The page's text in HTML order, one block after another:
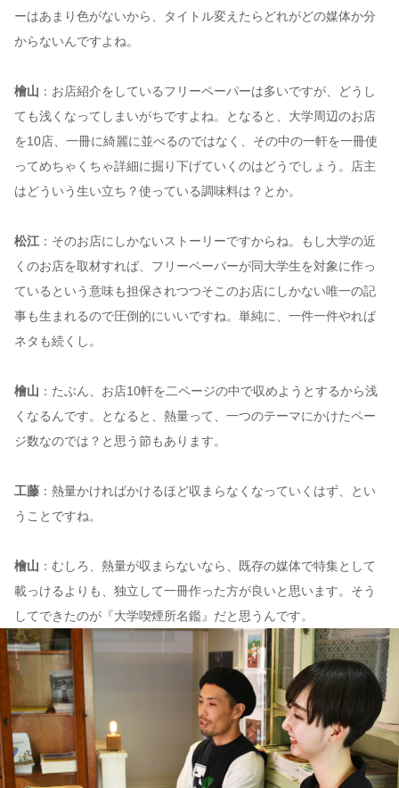
ーはあまり色がないから、タイトル変えたらどれがどの媒体か分
からないんですよね。
檜山 ：お店紹介をしているフリーペーパーは多いですが、どうし
ても浅くなってしまいがちですよね。となると、大学周辺のお店
を10店、一冊に綺麗に並べるのではなく、その中の一軒を一冊使
ってめちゃくちゃ詳細に掘り下げていくのはどうでしょう。店主
はどういう生い立ち？使っている調味料は？とか。
松江 ：そのお店にしかないストーリーですからね。もし大学の近
くのお店を取材すれば、フリーペーパーが同大学生を対象に作っ
ているという意味も担保されつつそこのお店にしかない唯一の記
事も生まれるので圧倒的にいいですね。単純に、一件一件やれば
ネタも続くし。
檜山 ：たぶん、お店10軒を二ページの中で収めようとするから浅
くなるんです。となると、熱量って、一つのテーマにかけたペー
ジ数なのでは？と思う節もあります。
工藤 ：熱量かければかけるほど収まらなくなっていくはず、とい
うことですね。
檜山 ：むしろ、熱量が収まらないなら、既存の媒体で特集として
載っけるよりも、独立して一冊作った方が良いと思います。そう
してできたのが『大学喫煙所名鑑』だと思うんです。